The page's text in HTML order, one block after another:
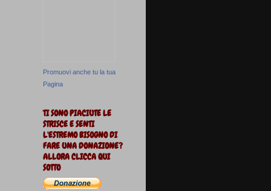
Promuovi anche tu la tua
Pagina
TI SONO PIACIUTE LE
STRISCE E SENTI
L'ESTREMO BISOGNO DI
FARE UNA DONAZIONE?
ALLORA CLICCA QUI
SOTTO